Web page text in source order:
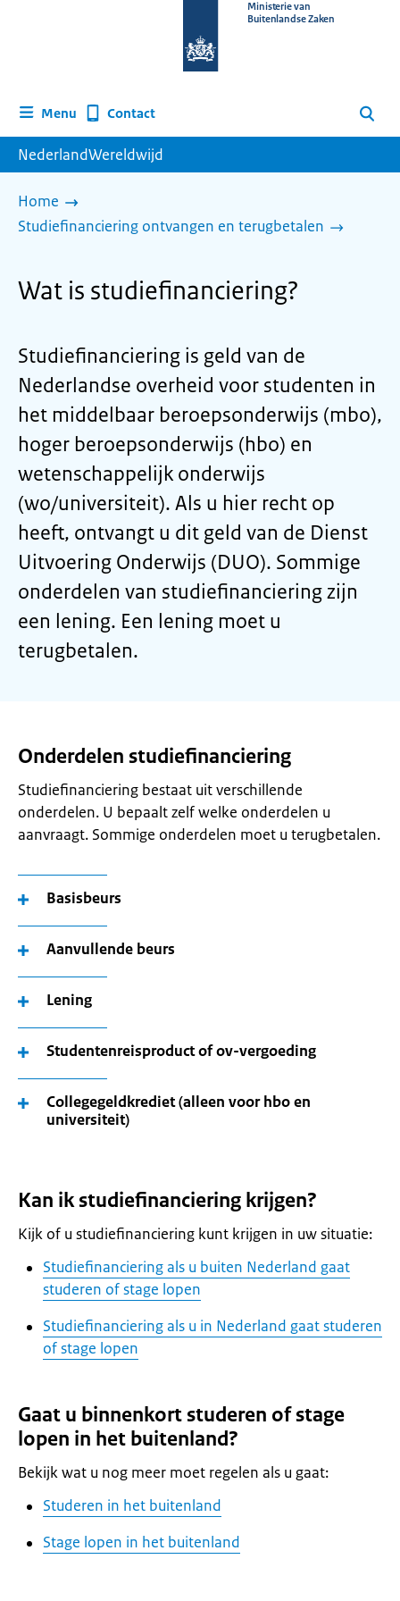
homepage
Ministerie van
Buitenlandse Zaken
Menu Contact Zoeken
NederlandWereldwijd
Home
Studiefinanciering ontvangen en terugbetalen
Wat is studiefinanciering?
Studiefinanciering is geld van de
Nederlandse overheid voor studenten in
het middelbaar beroepsonderwijs (mbo),
hoger beroepsonderwijs (hbo) en
wetenschappelijk onderwijs
(wo/universiteit). Als u hier recht op
heeft, ontvangt u dit geld van de Dienst
Uitvoering Onderwijs (DUO). Sommige
onderdelen van studiefinanciering zijn
een lening. Een lening moet u
terugbetalen.
Onderdelen studiefinanciering
Studiefinanciering bestaat uit verschillende
onderdelen. U bepaalt zelf welke onderdelen u
aanvraagt. Sommige onderdelen moet u terugbetalen.
Basisbeurs
Aanvullende beurs
Lening
Studentenreisproduct of ov-vergoeding
Collegegeldkrediet (alleen voor hbo en
universiteit)
Kan ik studiefinanciering krijgen?
Kijk of u studiefinanciering kunt krijgen in uw situatie:
Studiefinanciering als u buiten Nederland gaat
studeren of stage lopen
Studiefinanciering als u in Nederland gaat studeren
of stage lopen
Gaat u binnenkort studeren of stage
lopen in het buitenland?
Bekijk wat u nog meer moet regelen als u gaat:
Studeren in het buitenland
Stage lopen in het buitenland